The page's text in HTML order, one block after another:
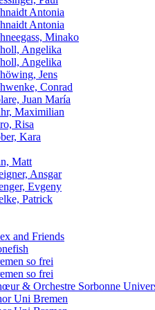
Antonia
Antonia
Minako
Angelika
Angelika
Jens
Conrad
Juan María
Maximilian
Risa
Kara
Matt
Ansgar
Evgeny
Patrick
and Friends
so frei
so frei
& Orchestre Sorbonne
Uni Bremen